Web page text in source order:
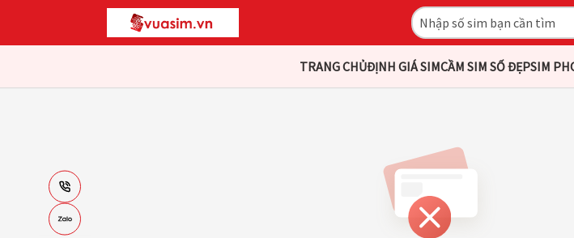
TRANG CHỦĐỊNH GIÁ SIMCẦM SIM SỐ ĐẸPSIM